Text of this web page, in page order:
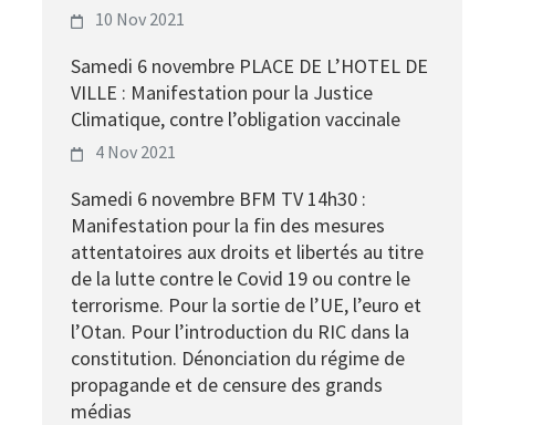
10 Nov 2021
Samedi 6 novembre PLACE DE L’HOTEL DE
VILLE : Manifestation pour la Justice
Climatique, contre l’obligation vaccinale
4 Nov 2021
Samedi 6 novembre BFM TV 14h30 :
Manifestation pour la fin des mesures
attentatoires aux droits et libertés au titre
de la lutte contre le Covid 19 ou contre le
terrorisme. Pour la sortie de l’UE, l’euro et
l’Otan. Pour l’introduction du RIC dans la
constitution. Dénonciation du régime de
propagande et de censure des grands
médias